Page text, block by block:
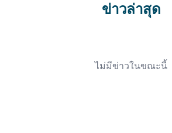
ข่าวล่าสุด
ไม่มีข่าวในขณะนี้